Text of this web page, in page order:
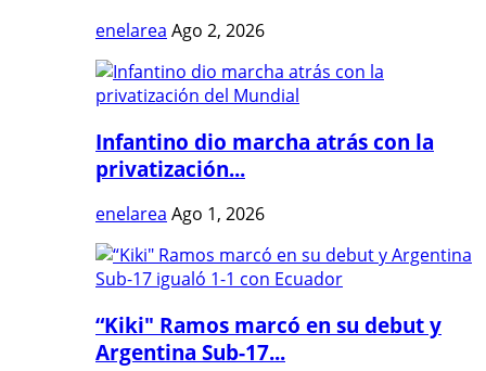
enelarea Ago 2, 2026
Infantino dio marcha atrás con la
privatización...
enelarea Ago 1, 2026
“Kiki" Ramos marcó en su debut y
Argentina Sub-17...